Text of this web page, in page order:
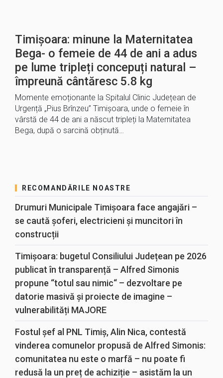
Timișoara: minune la Maternitatea
Bega- o femeie de 44 de ani a adus
pe lume tripleți concepuți natural –
împreună cântăresc 5.8 kg
Momente emoționante la Spitalul Clinic Județean de
Urgență „Pius Brînzeu” Timișoara, unde o femeie în
vârstă de 44 de ani a născut tripleți la Maternitatea
Bega, după o sarcină obținută…
RECOMANDĂRILE NOASTRE
Drumuri Municipale Timișoara face angajări –
se caută șoferi, electricieni și muncitori în
construcții
Timișoara: bugetul Consiliului Județean pe 2026
publicat în transparență – Alfred Simonis
propune “totul sau nimic“ – dezvoltare pe
datorie masivă și proiecte de imagine –
vulnerabilități MAJORE
Fostul șef al PNL Timiș, Alin Nica, contestă
vinderea comunelor propusă de Alfred Simonis:
comunitatea nu este o marfă – nu poate fi
redusă la un preț de achiziție – asistăm la un